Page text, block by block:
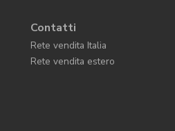
Contatti
Rete vendita Italia
Rete vendita estero